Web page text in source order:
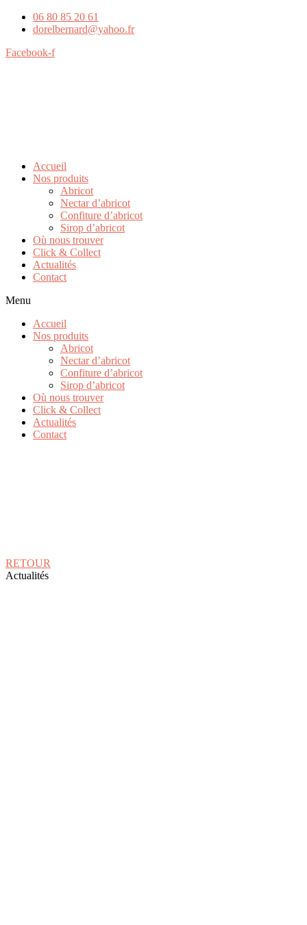
06 80 85 20 61
dorelbernard@yahoo.fr
Facebook-f
Accueil
Nos produits
Abricot
Nectar d’abricot
Confiture d’abricot
Sirop d’abricot
Où nous trouver
Click & Collect
Actualités
Contact
Menu
Accueil
Nos produits
Abricot
Nectar d’abricot
Confiture d’abricot
Sirop d’abricot
Où nous trouver
Click & Collect
Actualités
Contact
RETOUR
Actualités